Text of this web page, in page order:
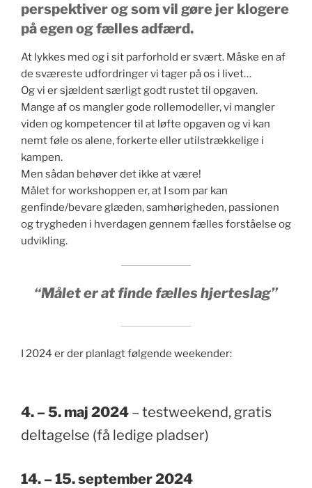
perspektiver og som vil gøre jer klogere
på egen og fælles adfærd.
At lykkes med og i sit parforhold er svært. Måske en af
de sværeste udfordringer vi tager på os i livet…
Og vi er sjældent særligt godt rustet til opgaven.
Mange af os mangler gode rollemodeller, vi mangler
viden og kompetencer til at løfte opgaven og vi kan
nemt føle os alene, forkerte eller utilstrækkelige i
kampen.
Men sådan behøver det ikke at være!
Målet for workshoppen er, at I som par kan
genfinde/bevare glæden, samhørigheden, passionen
og trygheden i hverdagen gennem fælles forståelse og
udvikling.
“Målet er at finde fælles hjerteslag”
I 2024 er der planlagt følgende weekender:
4. – 5. maj 2024 – testweekend, gratis
deltagelse (få ledige pladser)
14. – 15. september 2024